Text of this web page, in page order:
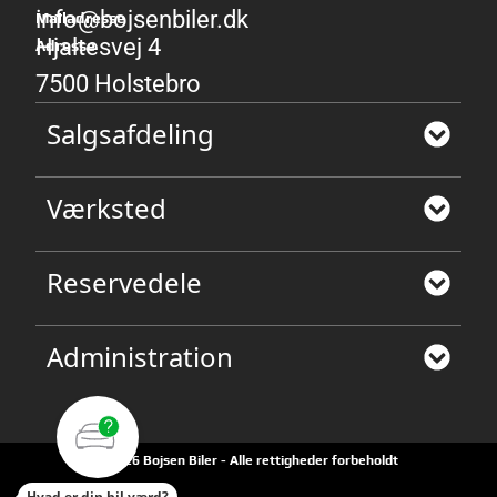
Mailadresse
info@bojsenbiler.dk
Adresse
Hjaltesvej 4
7500 Holstebro
Salgsafdeling
Værksted
Reservedele
Administration
©2026 Bojsen Biler - Alle rettigheder forbeholdt